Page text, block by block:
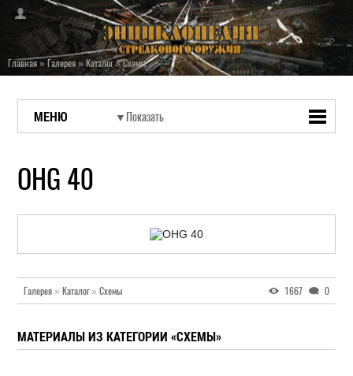
Главная»Галерея»Каталог»Схемы
МЕНЮ
OHG 40
Галерея » Каталог» Схемы 1667 0
МАТЕРИАЛЫ ИЗ КАТЕГОРИИ «СХЕМЫ»